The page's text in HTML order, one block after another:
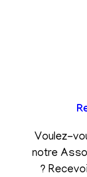
Voulez-
notre
?